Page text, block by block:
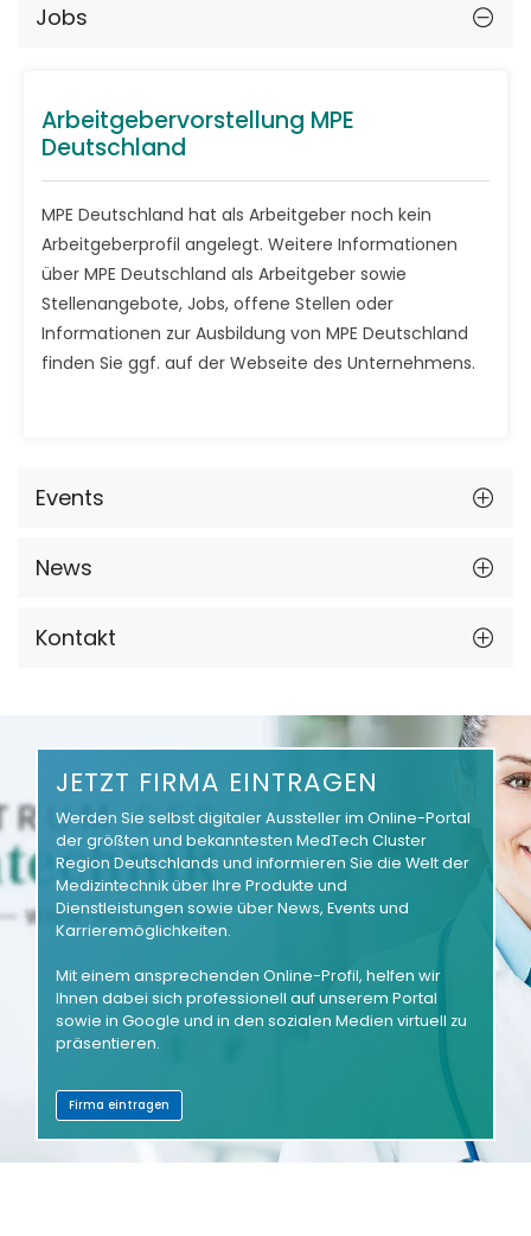
Jobs
Arbeitgebervorstellung MPE
Deutschland
MPE Deutschland hat als Arbeitgeber noch kein
Arbeitgeberprofil angelegt. Weitere Informationen
über MPE Deutschland als Arbeitgeber sowie
Stellenangebote, Jobs, offene Stellen oder
Informationen zur Ausbildung von MPE Deutschland
finden Sie ggf. auf der Webseite des Unternehmens.
Events
News
Kontakt
JETZT FIRMA EINTRAGEN
Werden Sie selbst digitaler Aussteller im Online-Portal
der größten und bekanntesten MedTech Cluster
Region Deutschlands und informieren Sie die Welt der
Medizintechnik über Ihre Produkte und
Dienstleistungen sowie über News, Events und
Karrieremöglichkeiten.
Mit einem ansprechenden Online-Profil, helfen wir
Ihnen dabei sich professionell auf unserem Portal
sowie in Google und in den sozialen Medien virtuell zu
präsentieren.
Firma eintragen